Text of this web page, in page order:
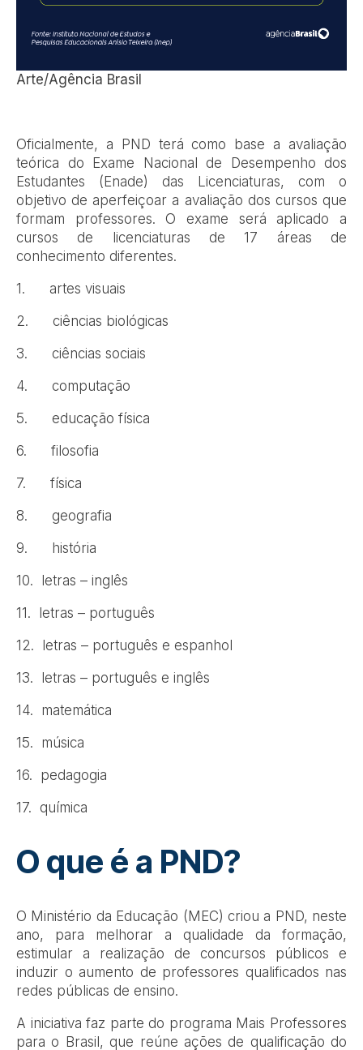
Arte/Agência Brasil
Oficialmente, a PND terá como base a avaliação
teórica do Exame Nacional de Desempenho dos
Estudantes (Enade) das Licenciaturas, com o
objetivo de aperfeiçoar a avaliação dos cursos que
formam professores. O exame será aplicado a
cursos de licenciaturas de 17 áreas de
conhecimento diferentes.
1. artes visuais
2. ciências biológicas
3. ciências sociais
4. computação
5. educação física
6. filosofia
7. física
8. geografia
9. história
10. letras – inglês
11. letras – português
12. letras – português e espanhol
13. letras – português e inglês
14. matemática
15. música
16. pedagogia
17. química
O que é a PND?
O Ministério da Educação (MEC) criou a PND, neste
ano, para melhorar a qualidade da formação,
estimular a realização de concursos públicos e
induzir o aumento de professores qualificados nas
redes públicas de ensino.
A iniciativa faz parte do programa Mais Professores
para o Brasil, que reúne ações de qualificação do